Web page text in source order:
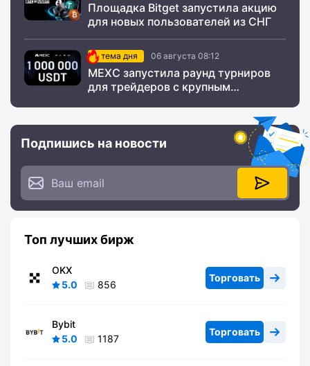
Площадка Bitget запустила акцию
для новых пользователей из СНГ
тема дня 06 августа 08:12
MEXC запустила раунд турниров
для трейдеров с крупным
Подпишись на новости
Топ лучших бирж
OKX
5.0
856
Торговать
Bybit
5.0
1187
Торговать